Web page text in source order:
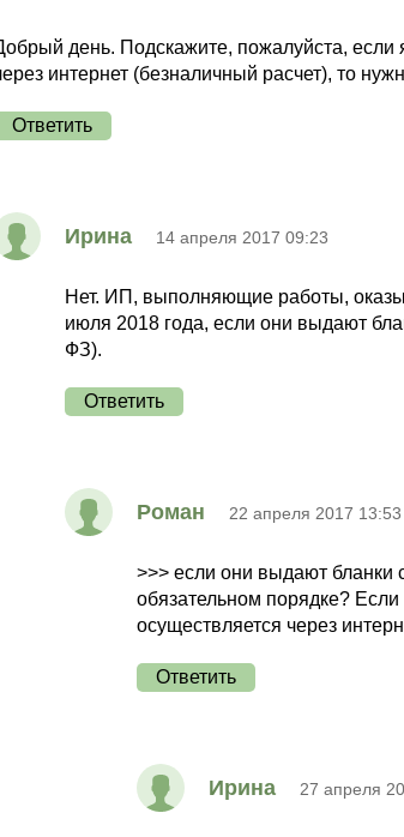
день. Подскажите, пожалуйста,
интернет (безналичный расчет), то
Ответить
Ирина 14 апреля 2017 09:23
Нет. ИП, выполняющие работы,
июля 2018 года, если они выдают
ФЗ).
Ответить
Роман 22 апреля 2017 13:53
>>> если они выдают бланки
обязательном порядке? Если
осуществляется через
Ответить
Ирина 27 апреля